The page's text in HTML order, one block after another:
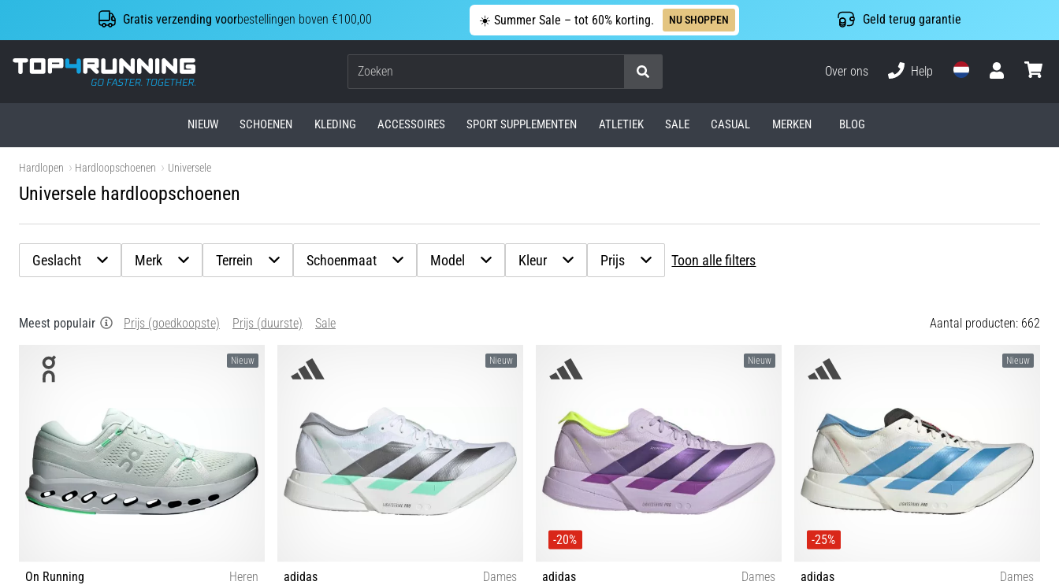
Gratis verzending voorbestellingen boven €100,00 ☀️ Summer Sale – tot 60% korting. NU SHOPPEN Geld terug garantie
Top4Running.be
Zoeken
Over ons
Help
NIEUW SCHOENEN KLEDING ACCESSOIRES SPORT SUPPLEMENTEN ATLETIEK SALE CASUAL MERKEN BLOG
Hardlopen Hardloopschoenen Universele
Universele hardloopschoenen
Geslacht Merk Terrein Schoenmaat Model Kleur Prijs Toon alle filters
Meest populair Prijs (goedkoopste) Prijs (duurste) Sale Aantal producten: 662
Nieuw
On Running
Heren
Nieuw
adidas
Dames
Nieuw
-20%
adidas
Dames
Nieuw
-25%
adidas
Dames